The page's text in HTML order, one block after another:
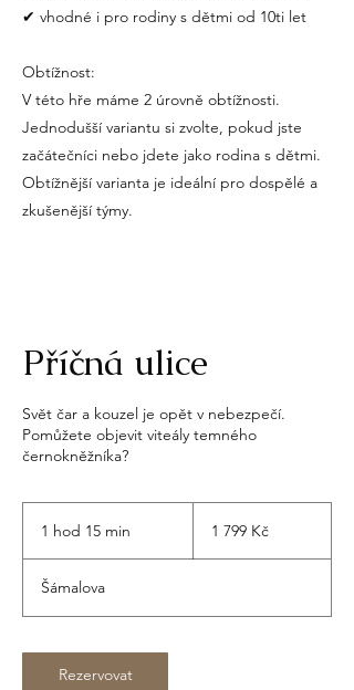
Příčná ulice
Svět čar a kouzel je opět v nebezpečí.
Pomůžete objevit viteály temného
černokněžníka?
1 hod 15 min
5
i
n
1 799 Kč
Šámalova
Rezervovat
✔ vhodné i pro rodiny s dětmi od 10ti let
Obtížnost:
V této hře máme 2 úrovně obtížnosti.
Jednodušší variantu si zvolte, pokud jste
začátečníci nebo jdete jako rodina s dětmi.
Obtížnější varianta je ideální pro dospělé a